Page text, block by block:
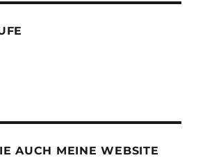
AUCH MEINE WEBSITE